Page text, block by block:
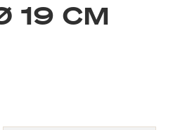
19 CM